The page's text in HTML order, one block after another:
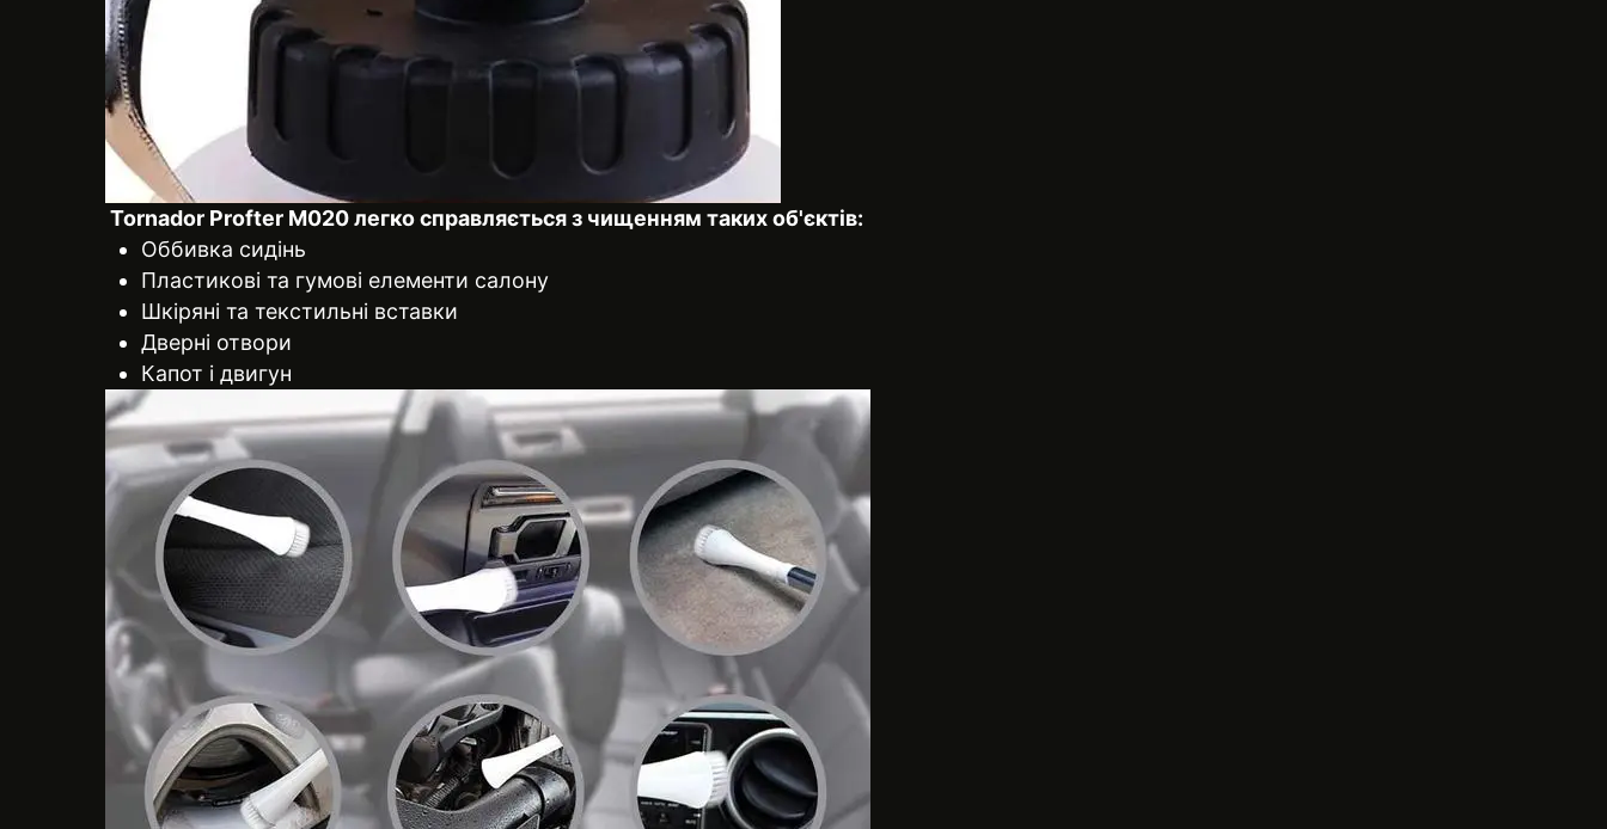
Tornador Profter М020 легко справляється з чищенням таких об'єктів:
Оббивка сидінь
Пластикові та гумові елементи салону
Шкіряні та текстильні вставки
Дверні отвори
Капот і двигун